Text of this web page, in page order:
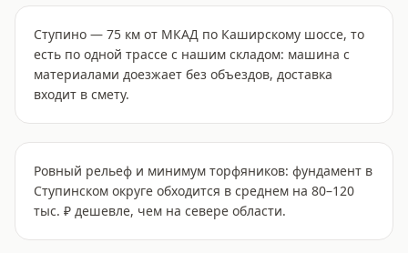
Ступино — 75 км от МКАД по Каширскому шоссе, то
есть по одной трассе с нашим складом: машина с
материалами доезжает без объездов, доставка
входит в смету.
Ровный рельеф и минимум торфяников: фундамент в
Ступинском округе обходится в среднем на 80–120
тыс. ₽ дешевле, чем на севере области.